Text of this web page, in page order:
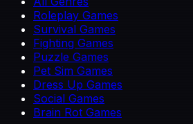
Roleplay Games
Survival Games
Fighting Games
Puzzle Games
Pet Sim Games
Dress Up Games
Social Games
Brain Rot Games